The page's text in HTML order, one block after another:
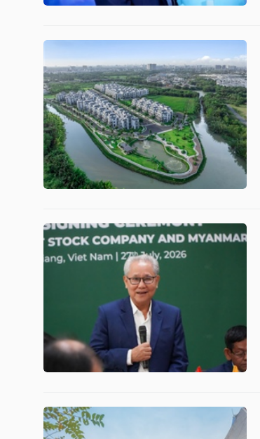
PHÁI
SINH
TRÁI
PHIẾU
CÔNG
TRUY
LIỆU